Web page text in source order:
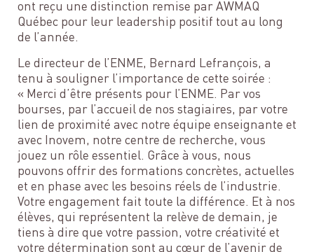
ont reçu une distinction remise par AWMAQ
Québec pour leur leadership positif tout au long
de l’année.
Le directeur de l’ENME, Bernard Lefrançois, a
tenu à souligner l’importance de cette soirée :
« Merci d’être présents pour l’ENME. Par vos
bourses, par l’accueil de nos stagiaires, par votre
lien de proximité avec notre équipe enseignante et
avec Inovem, notre centre de recherche, vous
jouez un rôle essentiel. Grâce à vous, nous
pouvons offrir des formations concrètes, actuelles
et en phase avec les besoins réels de l’industrie.
Votre engagement fait toute la différence. Et à nos
élèves, qui représentent la relève de demain, je
tiens à dire que votre passion, votre créativité et
votre détermination sont au cœur de l’avenir de